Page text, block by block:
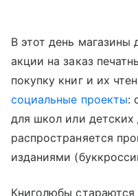
В этот день магазины
акции на заказ
покупку книг и их
социальные проекты:
для школ или
распространяется
изданиями
Книголюбы стараются